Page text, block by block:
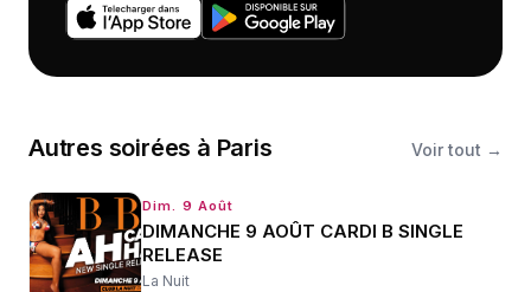
Autres soirées à Paris Voir tout →
Dim. 9 Août
DIMANCHE 9 AOÛT CARDI B SINGLE
RELEASE
La Nuit